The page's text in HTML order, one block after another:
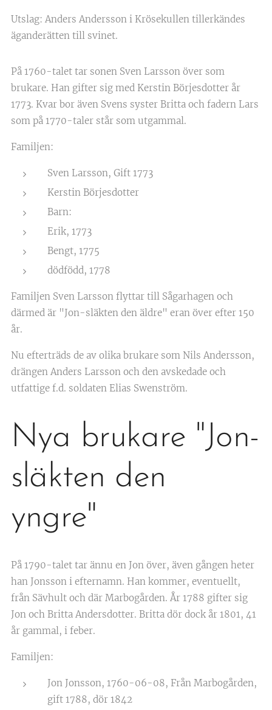
Utslag: Anders Andersson i Krösekullen tillerkändes
äganderätten till svinet.
På 1760-talet tar sonen Sven Larsson över som
brukare. Han gifter sig med Kerstin Börjesdotter år
1773. Kvar bor även Svens syster Britta och fadern Lars
som på 1770-taler står som utgammal.
Familjen:
Sven Larsson, Gift 1773
Kerstin Börjesdotter
Barn:
Erik, 1773
Bengt, 1775
dödfödd, 1778
Familjen Sven Larsson flyttar till Sågarhagen och
därmed är "Jon-släkten den äldre" eran över efter 150
år.
Nu efterträds de av olika brukare som Nils Andersson,
drängen Anders Larsson och den avskedade och
utfattige f.d. soldaten Elias Swenström.
Nya brukare "Jon-
släkten den
yngre"
På 1790-talet tar ännu en Jon över, även gången heter
han Jonsson i efternamn. Han kommer, eventuellt,
från Sävhult och där Marbogården. År 1788 gifter sig
Jon och Britta Andersdotter. Britta dör dock år 1801, 41
år gammal, i feber.
Familjen:
Jon Jonsson, 1760-06-08, Från Marbogården,
gift 1788, dör 1842